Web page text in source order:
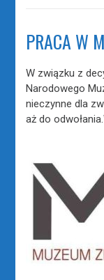
PRACA W
W związku z
Narodowego
nieczynne dla
aż do